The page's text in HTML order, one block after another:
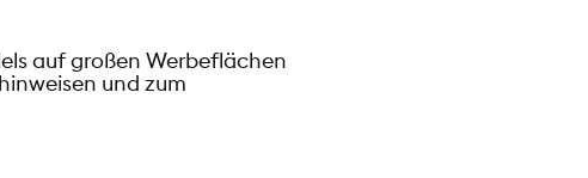
auf großen Werbeflächen
und zum